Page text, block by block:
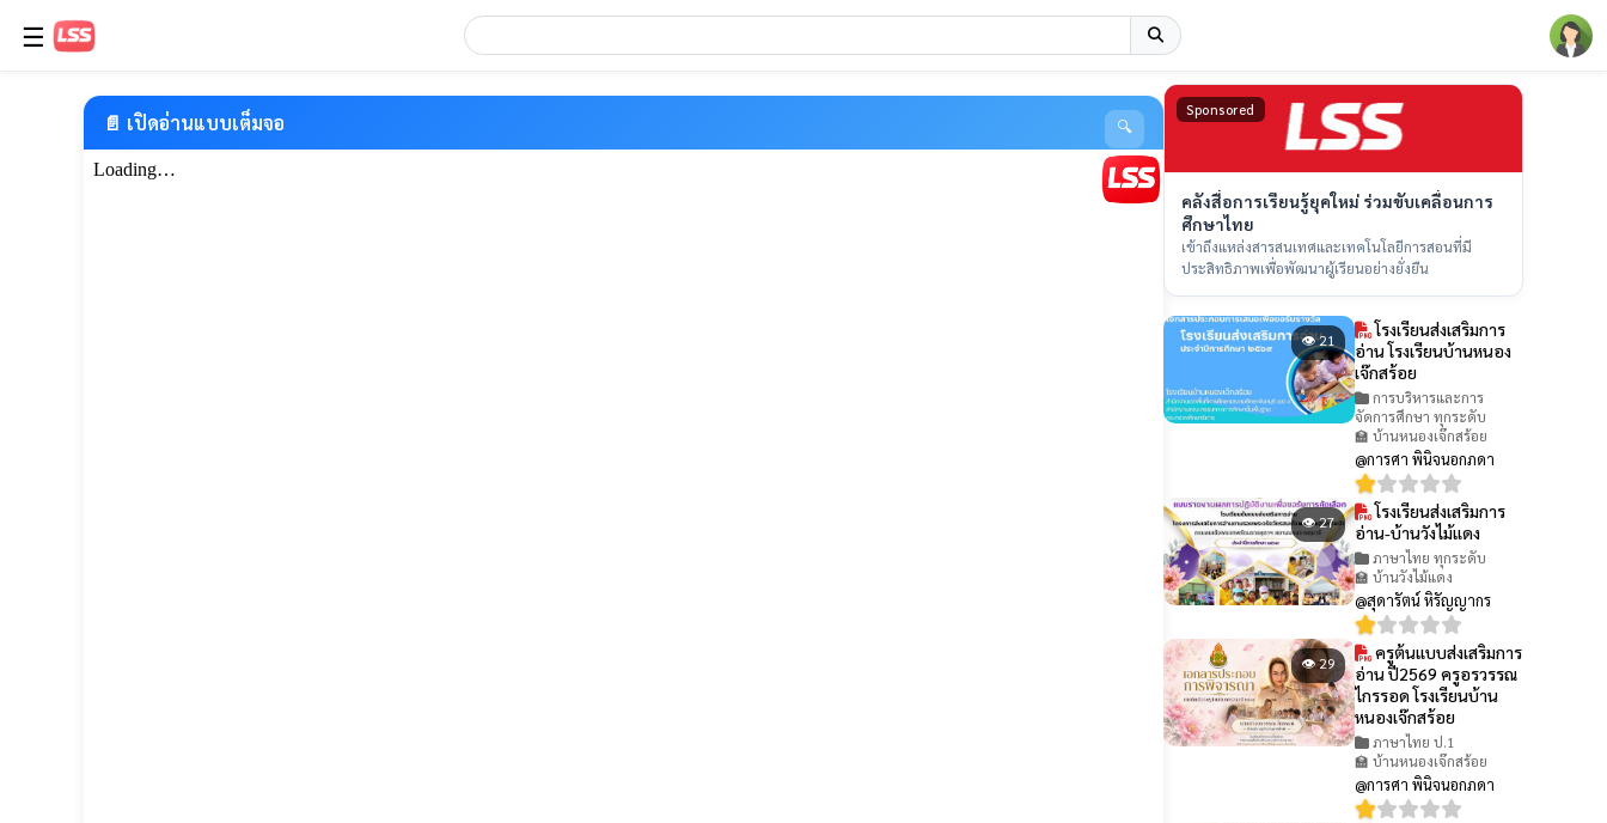
☰
📄 เปิดอ่านแบบเต็มจอ 🔍
Sponsored
คลังสื่อการเรียนรู้ยุคใหม่ ร่วมขับเคลื่อนการ
ศึกษาไทย
เข้าถึงแหล่งสารสนเทศและเทคโนโลยีการสอนที่มี
ประสิทธิภาพเพื่อพัฒนาผู้เรียนอย่างยั่งยืน
👁 21
โรงเรียนส่งเสริมการ
อ่าน โรงเรียนบ้านหนอง
เจ๊กสร้อย
การบริหารและการ
จัดการศึกษา ทุกระดับ
🏫 บ้านหนองเจ๊กสร้อย
@การศา พินิจนอกภดา
👁 27
โรงเรียนส่งเสริมการ
อ่าน-บ้านวังไม้แดง
ภาษาไทย ทุกระดับ
🏫 บ้านวังไม้แดง
@สุดารัตน์ หิรัญญากร
👁 29
ครูต้นแบบส่งเสริมการ
อ่าน ปี2569 ครูอรวรรณ
ไกรรอด โรงเรียนบ้าน
หนองเจ๊กสร้อย
ภาษาไทย ป.1
🏫 บ้านหนองเจ๊กสร้อย
@การศา พินิจนอกภดา